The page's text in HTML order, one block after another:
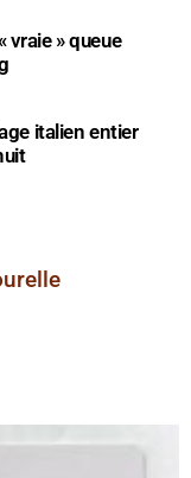
vraie » queue
italien entier